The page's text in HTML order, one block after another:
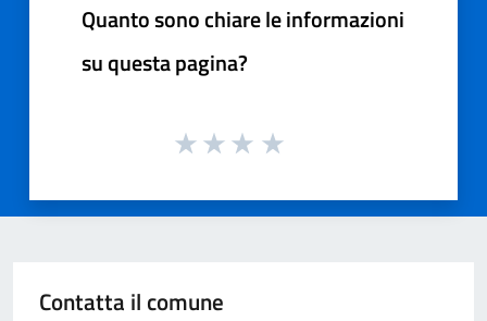
Quanto sono chiare le informazioni
su questa pagina?
Contatta il comune